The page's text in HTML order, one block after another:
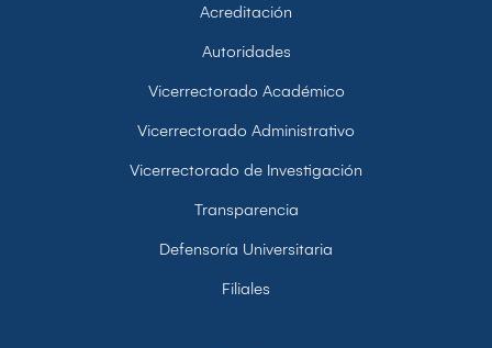
Acreditación
Autoridades
Vicerrectorado Académico
Vicerrectorado Administrativo
Vicerrectorado de Investigación
Transparencia
Defensoría Universitaria
Filiales